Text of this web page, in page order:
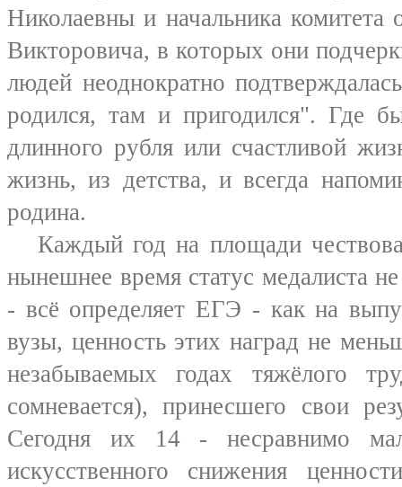
Николаевны и начальника комитета
Викторовича, в которых они
людей неоднократно
родился, там и пригодился". Где
длинного рубля или счастливой
жизнь, из детства, и всегда
родина.
Каждый год на площади
нынешнее время статус медалиста
- всё определяет ЕГЭ - как на
вузы, ценность этих наград не
незабываемых годах тяжёлого
сомневается), принесшего свои
Сегодня их 14 - несравнимо
искусственного снижения